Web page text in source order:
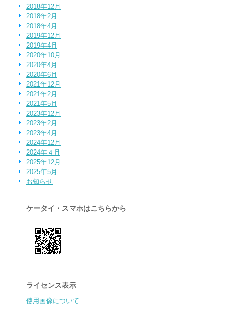
2018年12月
2018年2月
2018年4月
2019年12月
2019年4月
2020年10月
2020年4月
2020年6月
2021年12月
2021年2月
2021年5月
2023年12月
2023年2月
2023年4月
2024年12月
2024年４月
2025年12月
2025年5月
お知らせ
ケータイ・スマホはこちらから
ライセンス表示
使用画像について